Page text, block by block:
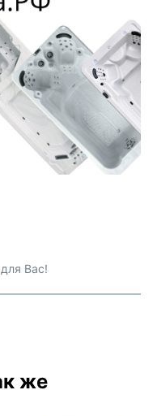
Вас!
же